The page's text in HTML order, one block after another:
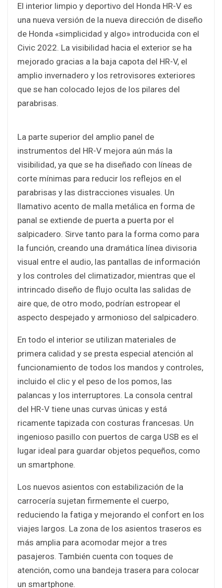
El interior limpio y deportivo del Honda HR-V es
una nueva versión de la nueva dirección de diseño
de Honda «simplicidad y algo» introducida con el
Civic 2022. La visibilidad hacia el exterior se ha
mejorado gracias a la baja capota del HR-V, el
amplio invernadero y los retrovisores exteriores
que se han colocado lejos de los pilares del
parabrisas.
La parte superior del amplio panel de
instrumentos del HR-V mejora aún más la
visibilidad, ya que se ha diseñado con líneas de
corte mínimas para reducir los reflejos en el
parabrisas y las distracciones visuales. Un
llamativo acento de malla metálica en forma de
panal se extiende de puerta a puerta por el
salpicadero. Sirve tanto para la forma como para
la función, creando una dramática línea divisoria
visual entre el audio, las pantallas de información
y los controles del climatizador, mientras que el
intrincado diseño de flujo oculta las salidas de
aire que, de otro modo, podrían estropear el
aspecto despejado y armonioso del salpicadero.
En todo el interior se utilizan materiales de
primera calidad y se presta especial atención al
funcionamiento de todos los mandos y controles,
incluido el clic y el peso de los pomos, las
palancas y los interruptores. La consola central
del HR-V tiene unas curvas únicas y está
ricamente tapizada con costuras francesas. Un
ingenioso pasillo con puertos de carga USB es el
lugar ideal para guardar objetos pequeños, como
un smartphone.
Los nuevos asientos con estabilización de la
carrocería sujetan firmemente el cuerpo,
reduciendo la fatiga y mejorando el confort en los
viajes largos. La zona de los asientos traseros es
más amplia para acomodar mejor a tres
pasajeros. También cuenta con toques de
atención, como una bandeja trasera para colocar
un smartphone.